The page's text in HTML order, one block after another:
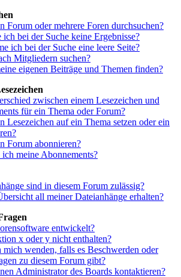
Forum oder mehrere Foren durchsuchen?
ich bei der Suche keine Ergebnisse?
ich bei der Suche eine leere Seite?
Mitgliedern suchen?
eigenen Beiträge und Themen finden?
zwischen einem Lesezeichen und
für ein Thema oder Forum?
Lesezeichen auf ein Thema setzen oder ein
Forum abonnieren?
meine Abonnements?
sind in diesem Forum zulässig?
all meiner Dateianhänge erhalten?
entwickelt?
x oder y nicht enthalten?
wenden, falls es Beschwerden oder
zu diesem Forum gibt?
Administrator des Boards kontaktieren?